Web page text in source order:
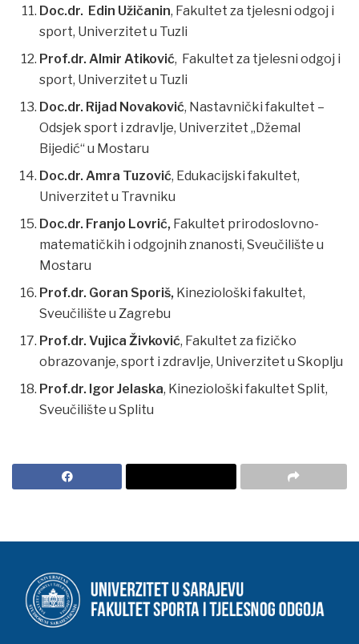
Doc.dr. Edin Užičanin, Fakultet za tjelesni odgoj i
sport, Univerzitet u Tuzli
Prof.dr. Almir Atiković, Fakultet za tjelesni odgoj i
sport, Univerzitet u Tuzli
Doc.dr. Rijad Novaković, Nastavnički fakultet –
Odsjek sport i zdravlje, Univerzitet „Džemal
Bijedić“ u Mostaru
Doc.dr. Amra Tuzović, Edukacijski fakultet,
Univerzitet u Travniku
Doc.dr. Franjo Lovrić, Fakultet prirodoslovno-
matematičkih i odgojnih znanosti, Sveučilište u
Mostaru
Prof.dr. Goran Sporiš, Kineziološki fakultet,
Sveučilište u Zagrebu
Prof.dr. Vujica Živković, Fakultet za fizičko
obrazovanje, sport i zdravlje, Univerzitet u Skoplju
Prof.dr. Igor Jelaska, Kineziološki fakultet Split,
Sveučilište u Splitu